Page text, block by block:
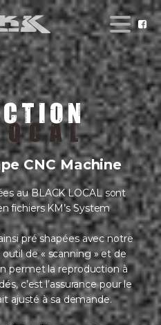
CNC Machine
au BLACK LOCAL sont
fichiers KM’s System
pré shapées avec notre
de « scanning » et de
permet la reproduction à
c’est l’assurance pour le
ajusté à sa demande.